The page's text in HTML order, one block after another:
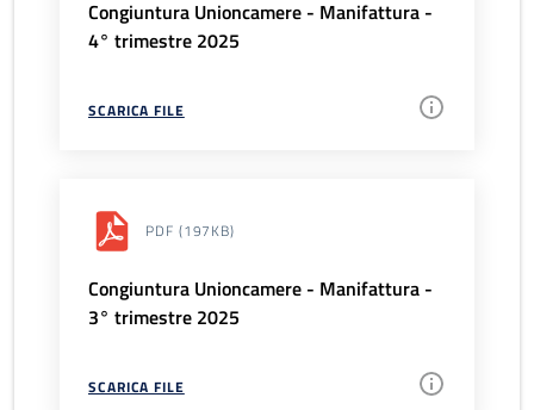
Congiuntura Unioncamere - Manifattura -
4° trimestre 2025
SCARICA FILE
PDF (197KB)
Congiuntura Unioncamere - Manifattura -
3° trimestre 2025
SCARICA FILE